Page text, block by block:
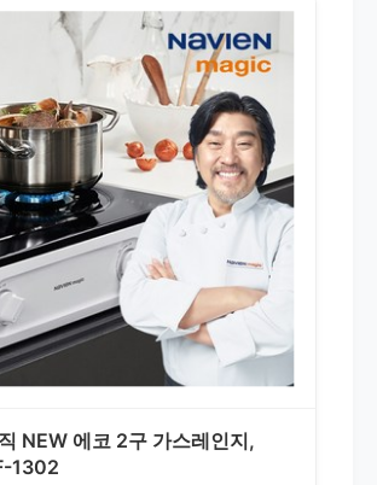
NEW 에코 2구 가스레인지,
1302